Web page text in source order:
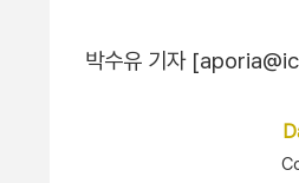
박수유 기자